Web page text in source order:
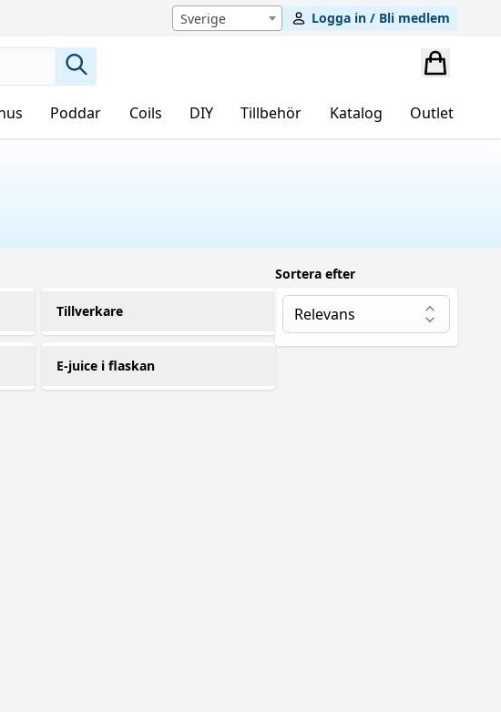
Sverige Logga in / Bli medlem
Poddar Coils DIY Tillbehör Katalog Outlet
Tillverkare
Joe's Juice(1)
E-juice i flaskan
Sortera efter